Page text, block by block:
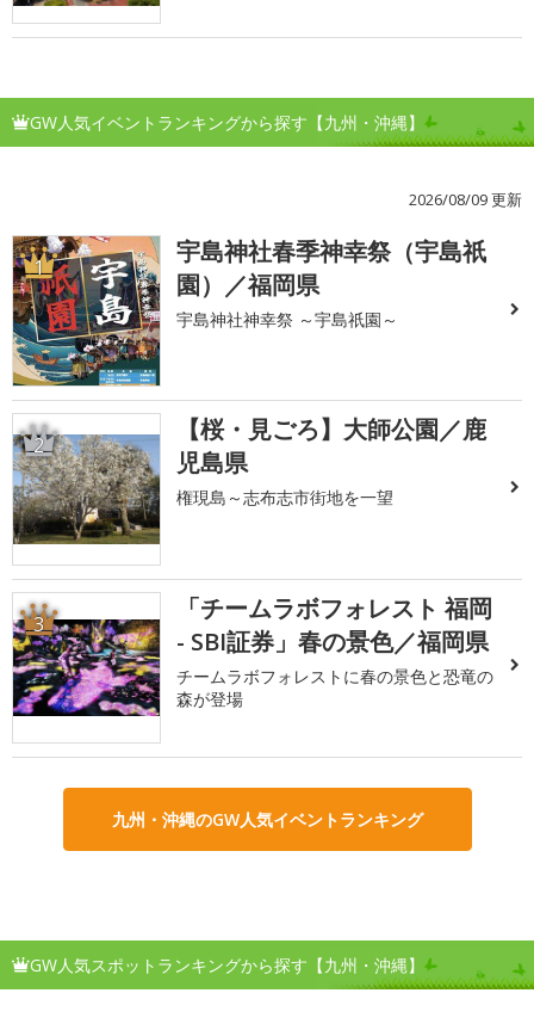
GW人気イベントランキングから探す【九州・沖縄】
2026/08/09 更新
1
宇島神社春季神幸祭（宇島祇
園）／福岡県
宇島神社神幸祭 ～宇島祇園～
2
【桜・見ごろ】大師公園／鹿
児島県
権現島～志布志市街地を一望
3
「チームラボフォレスト 福岡
- SBI証券」春の景色／福岡県
チームラボフォレストに春の景色と恐竜の
森が登場
九州・沖縄のGW人気イベントランキング
GW人気スポットランキングから探す【九州・沖縄】